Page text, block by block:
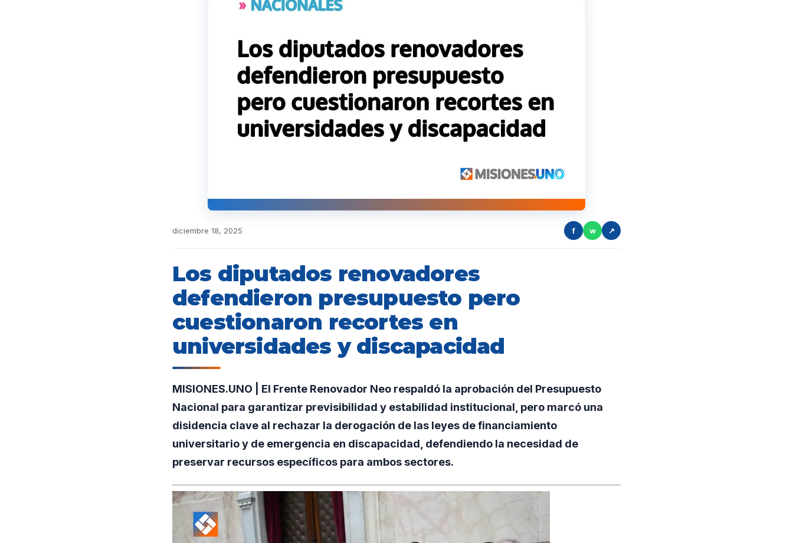
diciembre 18, 2025 f w ↗
Los diputados renovadores
defendieron presupuesto pero
cuestionaron recortes en
universidades y discapacidad
MISIONES.UNO | El Frente Renovador Neo respaldó la aprobación del Presupuesto
Nacional para garantizar previsibilidad y estabilidad institucional, pero marcó una
disidencia clave al rechazar la derogación de las leyes de financiamiento
universitario y de emergencia en discapacidad, defendiendo la necesidad de
preservar recursos específicos para ambos sectores.